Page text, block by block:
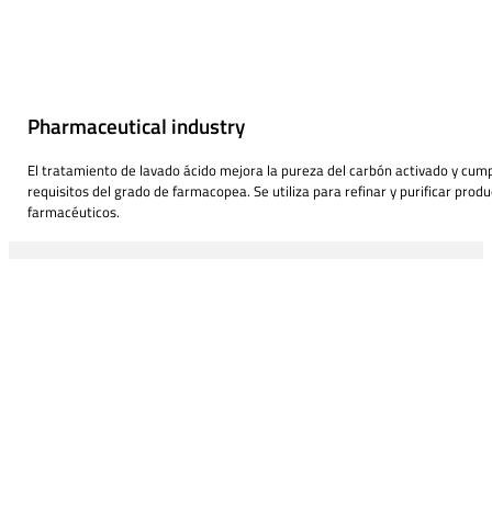
Pharmaceutical industry
El tratamiento de lavado ácido mejora la pureza del carbón activado y
requisitos del grado de farmacopea. Se utiliza para refinar y purificar
farmacéuticos.